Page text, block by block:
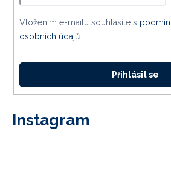
Vložením e-mailu souhlasíte s
osobních údajů
Přihlásit se
Instagram